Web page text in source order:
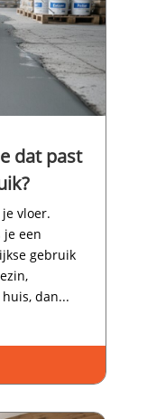
dat past
vloer.​
je een
gebruik
dan...